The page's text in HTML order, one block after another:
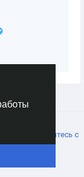
Свяжитесь с